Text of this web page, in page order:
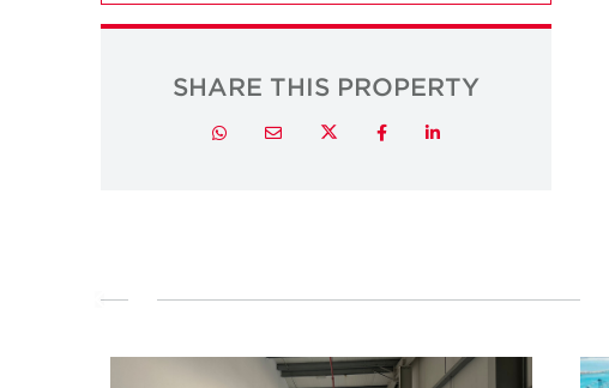
SHARE THIS PROPERTY
LinkedIn
Facebook
Twitter
Email
Whatsapp